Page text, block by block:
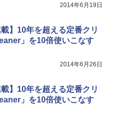
2014年6月19日
載】10年を超える定番クリ
」を10倍使いこなす
2014年6月26日
載】10年を超える定番クリ
」を10倍使いこなす